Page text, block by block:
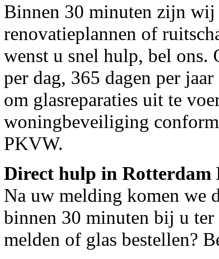
Binnen 30 minuten zijn wij
renovatieplannen of
wenst u snel hulp, bel ons.
per dag, 365 dagen per
om glasreparaties uit te
woningbeveiliging
PKVW.
Direct hulp in Rotterdam
Na uw melding komen we
binnen 30 minuten bij u ter
melden of glas bestellen?